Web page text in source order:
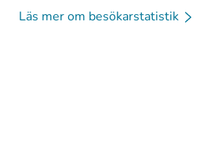
Läs mer om besökarstatistik